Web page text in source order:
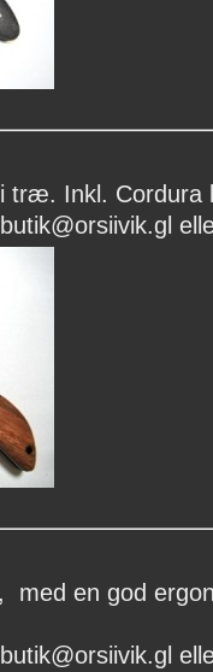
træ. Inkl. Cordura
med en god